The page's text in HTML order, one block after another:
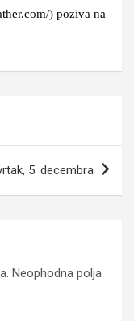
) poziva na
5. decembra
Neophodna polja